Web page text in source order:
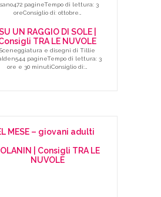
pagineTempo di lettura: 3
oreConsiglio di: ottobre…
UN RAGGIO DI SOLE |
TRA LE NUVOLE
Sceneggiatura e disegni di Tillie
pagineTempo di lettura: 3
ore e 30 minutiConsiglio di:…
MESE – giovani adulti
| Consigli TRA LE
NUVOLE